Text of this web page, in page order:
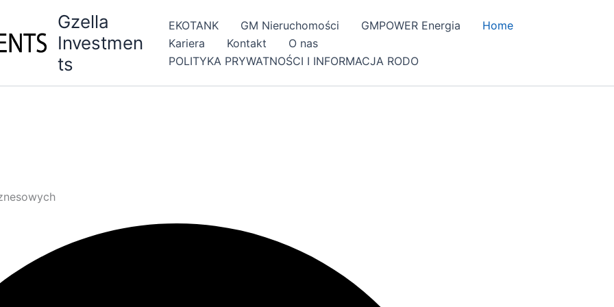
Gzella
Investmen
ts
EKOTANK GM Nieruchomości GMPOWER Energia
Home
Kariera
Kontakt
O nas
POLITYKA PRYWATNOŚCI I INFORMACJA RODO